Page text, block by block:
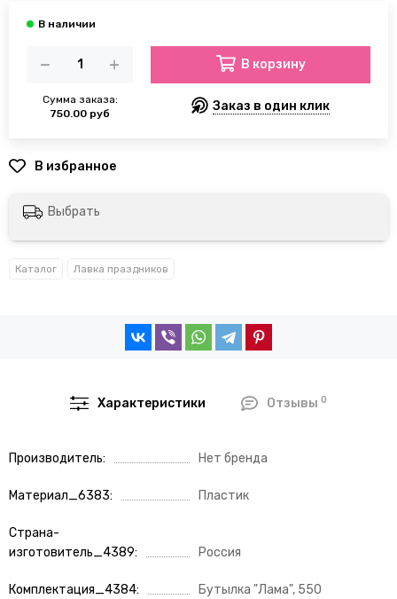
Сумма заказа:
750.00 руб
В корзину
Заказ в один клик
Выбрать
Каталог Лавка праздников
Характеристики Отзывы 0
Производитель Нет бренда
Материал_6383 Пластик
Страна-
изготовитель_4389
Россия
Комплектация_4384
Бутылка "Лама", 550